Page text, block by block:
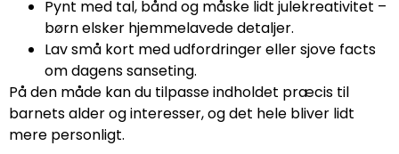
Pynt med tal, bånd og måske lidt julekreativitet –
børn elsker hjemmelavede detaljer.
Lav små kort med udfordringer eller sjove facts
om dagens sanseting.
På den måde kan du tilpasse indholdet præcis til
barnets alder og interesser, og det hele bliver lidt
mere personligt.